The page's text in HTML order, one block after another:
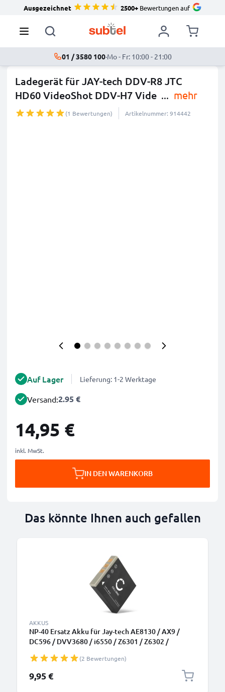
Ausgezeichnet 2500+Bewertungen auf
01 / 3580 100·Mo - Fr: 10:00 - 21:00
Ladegerät für JAY-tech DDV-R8 JTC
HD60 VideoShot DDV-H7 Vide ... mehr
(1 Bewertungen) Artikelnummer: 914442
Auf Lager Lieferung: 1-2 Werktage
Versand:2.95 €
14,95 €
inkl. MwSt.
IN DEN WARENKORB
Das könnte Ihnen auch gefallen
AKKUS
NP-40 Ersatz Akku für Jay-tech AE8130 / AX9 /
DC596 / DVV3680 / i6550 / Z6301 / Z6302 /
Kameraakku 700mAh, Batterie
(2 Bewertungen)
9,95 €